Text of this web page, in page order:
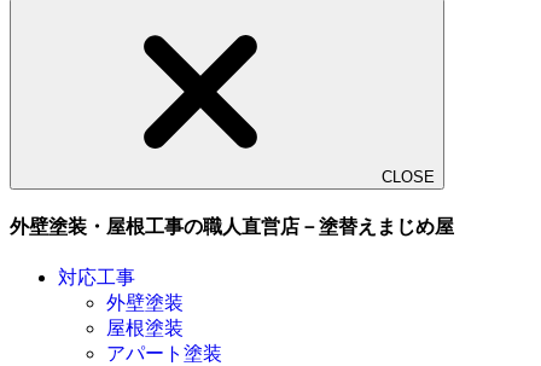
CLOSE
外壁塗装・屋根工事の職人直営店－塗替えまじめ屋
対応工事
外壁塗装
屋根塗装
アパート塗装